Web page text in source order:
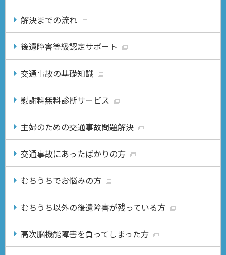
解決までの流れ
後遺障害等級認定サポート
交通事故の基礎知識
慰謝料無料診断サービス
主婦のための交通事故問題解決
交通事故にあったばかりの方
むちうちでお悩みの方
むちうち以外の後遺障害が残っている方
高次脳機能障害を負ってしまった方